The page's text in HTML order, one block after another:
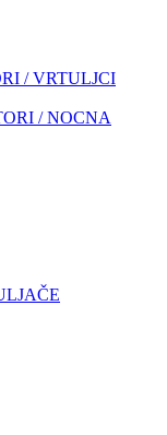
/ VRTULJCI
/ NOCNA